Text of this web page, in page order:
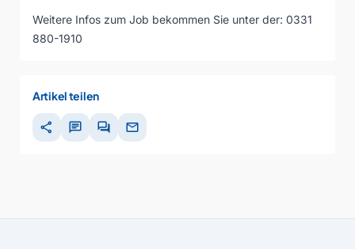
Weitere Infos zum Job bekommen Sie unter der: 0331
880-1910
Artikel teilen
share chat forum mail